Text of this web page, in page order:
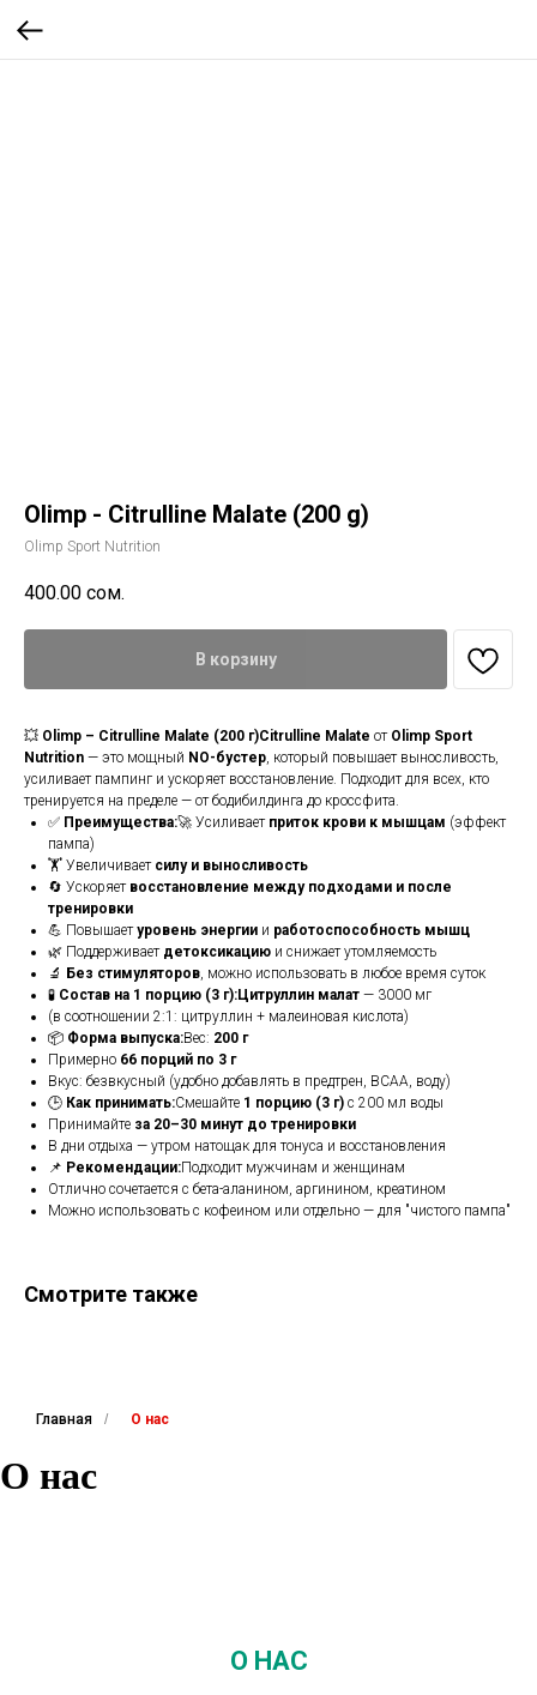
Olimp - Citrulline Malate (200 g)
Olimp Sport Nutrition
400.00 сом.
В корзину
💥 Olimp – Citrulline Malate (200 г)Citrulline Malate от Olimp Sport
Nutrition — это мощный NO-бустер, который повышает выносливость,
усиливает пампинг и ускоряет восстановление. Подходит для всех, кто
тренируется на пределе — от бодибилдинга до кроссфита.
✅ Преимущества:🚀 Усиливает приток крови к мышцам (эффект
пампа)
🏋️ Увеличивает силу и выносливость
🔄 Ускоряет восстановление между подходами и после
тренировки
💪 Повышаетуровень энергии и работоспособность мышц
🌿 Поддерживает детоксикацию и снижает утомляемость
🔬
Без стимуляторов, можно использовать в любое время суток
🧪 Состав на 1 порцию (3 г):Цитруллин малат — 3000 мг
(в соотношении 2:1: цитруллин + малеиновая кислота)
📦 Форма выпуска:Вес: 200 г
Примерно 66 порций по 3 г
Вкус: безвкусный (удобно добавлять в предтрен, BCAA, воду)
🕒 Как принимать:Смешайте 1 порцию (3 г) с 200 мл воды
Принимайте за 20–30 минут до тренировки
В дни отдыха — утром натощак для тонуса и восстановления
📌 Рекомендации:Подходит мужчинам и женщинам
Отлично сочетается с бета-аланином, аргинином, креатином
Можно использовать с кофеином или отдельно — для "чистого пампа"
Смотрите также
Главная / О нас
О нас
О НАС